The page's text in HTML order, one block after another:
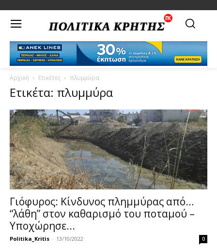
Αρχική Ετικέτες πλυμμύρα
Ετικέτα: πλυμμύρα
Γιόφυρος: Κίνδυνος πλημμύρας από…
“λάθη” στον καθαρισμό του ποταμού –
Υποχώρησε...
Politika_Kritis - 13/10/2022 0